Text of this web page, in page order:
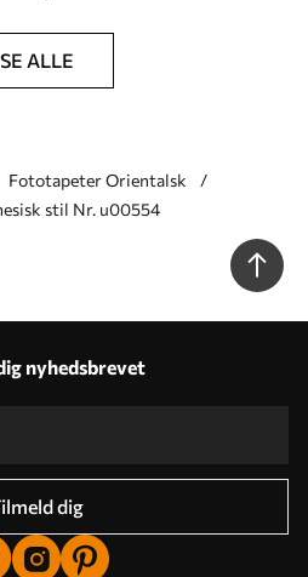
SE ALLE
Fototapeter Orientalsk
stil Nr. u00554
nyhedsbrevet
dig